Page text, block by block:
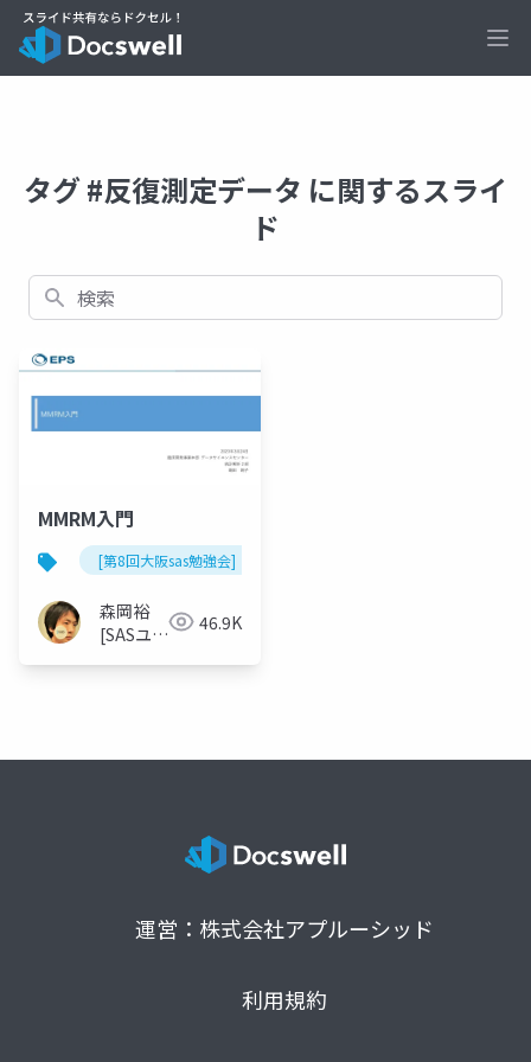
タグ #反復測定データ に関するスライ
ド
検索
MMRM入門
[第8回大阪sas勉強会]
森岡裕
[SASユー
46.9K
運営：株式会社アプルーシッド
利用規約